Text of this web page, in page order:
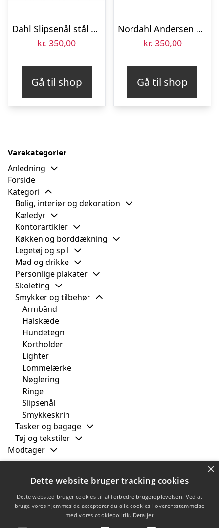
Dahl Slipsenål stål med grå striber 64 mm
kr. 350,00
Gå til shop
Nordahl Andersen Slipsenål forgyldt 65 mm
kr. 350,00
Gå til shop
Varekategorier
Anledning
Forside
Kategori
Bolig, interiør og dekoration
Kæledyr
Kontorartikler
Køkken og borddækning
Legetøj og spil
Mad og drikke
Personlige plakater
Skoleting
Smykker og tilbehør
Armbånd
Halskæde
Hundetegn
Kortholder
Lighter
Lommelærke
Nøglering
Ringe
Slipsenål
Smykkeskrin
Tasker og bagage
Tøj og tekstiler
Modtager
Filtrer efter
Dahl Jewellery
Nordahl Andersen(6)
×
Dette website bruger tracking cookies
Dette websted bruger cookies til at forbedre brugeroplevelsen. Ved at
bruge vores hjemmeside accepterer du alle cookies i overensstemmelse
med vores cookiepolitik. Detaljer